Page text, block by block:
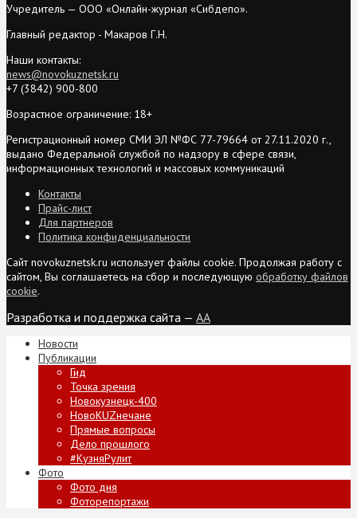
Учредитель — ООО «Онлайн-журнал «Сибдепо».
Главный редактор - Макаров Г.Н.
Наши контакты:
news@novokuznetsk.ru
+7 (3842) 900-800
Возрастное ограничение: 18+
Регистрационный номер СМИ ЭЛ №ФС 77-79664 от 27.11.2020 г.,
выдано Федеральной службой по надзору в сфере связи,
информационных технологий и массовых коммуникаций
Контакты
Прайс-лист
Для партнеров
Политика конфиденциальности
Сайт novokuznetsk.ru использует файлы cookie. Продолжая работу с
сайтом, Вы соглашаетесь на сбор и последующую обработку файлов
cookie.
Разработка и поддержка сайта — AA
Новости
Публикации
Гид
Точка зрения
Новокузнецк-400
НовоKUZнечане
Прямые вопросы
Дело прошлого
#КузняРулит
Фото
Фото дня
Фоторепортажи